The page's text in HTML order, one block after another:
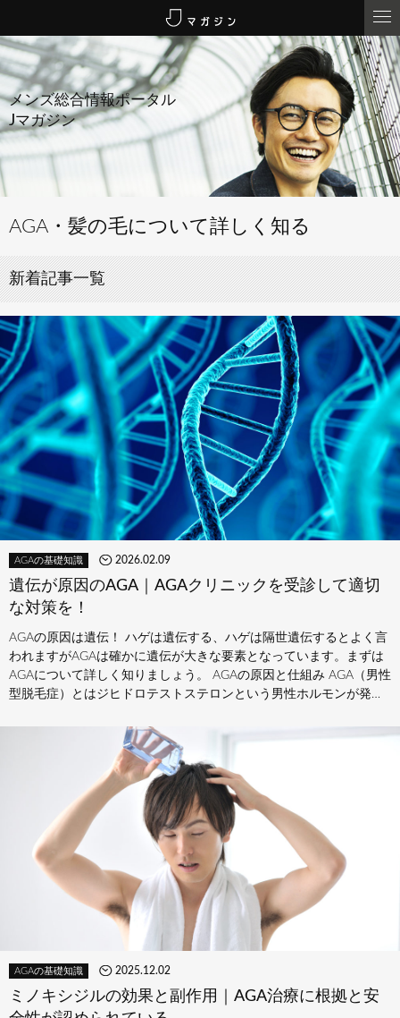
メンズ総合情報ポータル
Jマガジン
AGA・髪の毛について詳しく知る
新着記事一覧
AGAの基礎知識 2026.02.09
遺伝が原因のAGA｜AGAクリニックを受診して適切
な対策を！
AGAの原因は遺伝！ ハゲは遺伝する、ハゲは隔世遺伝するとよく言
われますがAGAは確かに遺伝が大きな要素となっています。まずは
AGAについて詳しく知りましょう。 AGAの原因と仕組み AGA（男性
型脱毛症）とはジヒドロテストステロンという男性ホルモンが発…
AGAの基礎知識 2025.12.02
ミノキシジルの効果と副作用｜AGA治療に根拠と安